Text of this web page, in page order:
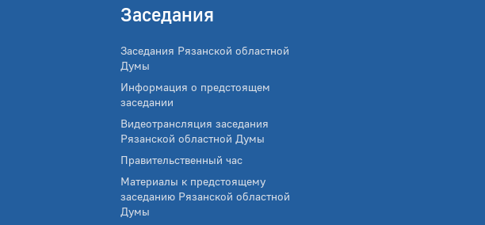
Заседания
Заседания Рязанской областной
Думы
Информация о предстоящем
заседании
Видеотрансляция заседания
Рязанской областной Думы
Правительственный час
Материалы к предстоящему
заседанию Рязанской областной
Думы